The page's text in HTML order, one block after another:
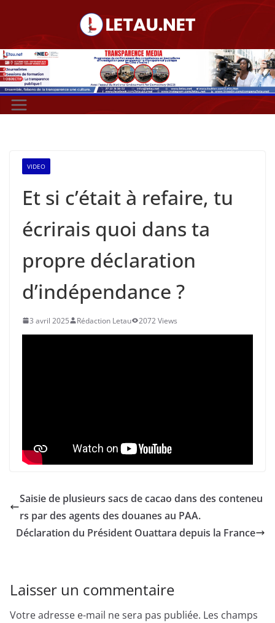
contenu
VIDEO
Et si c’était à refaire, tu
écrirais quoi dans ta
propre déclaration
d’indépendance ?
3 avril 2025 Rédaction Letau 2072 Views
Saisie de plusieurs sacs de cacao dans des conteneu
rs par des agents des douanes au PAA.
Déclaration du Président Ouattara depuis la France
Laisser un commentaire
Votre adresse e-mail ne sera pas publiée. Les champs